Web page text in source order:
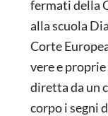
fermati della
alla scuola
Corte
vere e
diretta da un
corpo i segni